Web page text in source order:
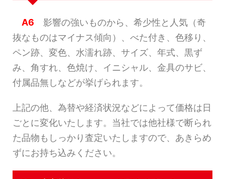
A6 影響の強いものから、希少性と人気（奇
抜なものはマイナス傾向）、べた付き、色移り、
ペン跡、変色、水濡れ跡、サイズ、年式、黒ず
み、角すれ、色焼け、イニシャル、金具のサビ、
付属品無しなどが挙げられます。
上記の他、為替や経済状況などによって価格は日
ごとに変化いたします。当社では他社様で断られ
た品物もしっかり査定いたしますので、あきらめ
ずにお持ち込みください。